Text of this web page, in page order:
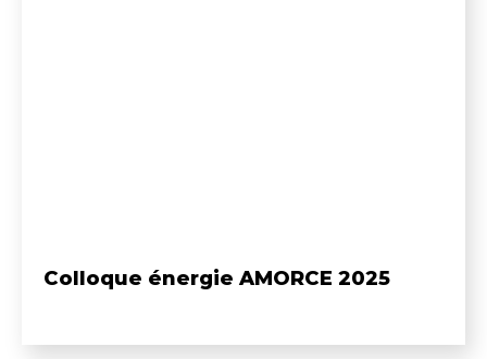
Colloque énergie AMORCE 2025